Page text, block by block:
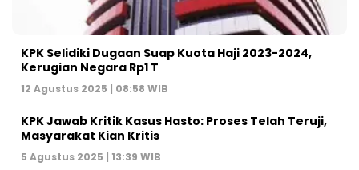
KPK Selidiki Dugaan Suap Kuota Haji 2023-2024,
Kerugian Negara Rp1 T
12 Agustus 2025 | 08:58 WIB
KPK Jawab Kritik Kasus Hasto: Proses Telah Teruji,
Masyarakat Kian Kritis
5 Agustus 2025 | 13:39 WIB